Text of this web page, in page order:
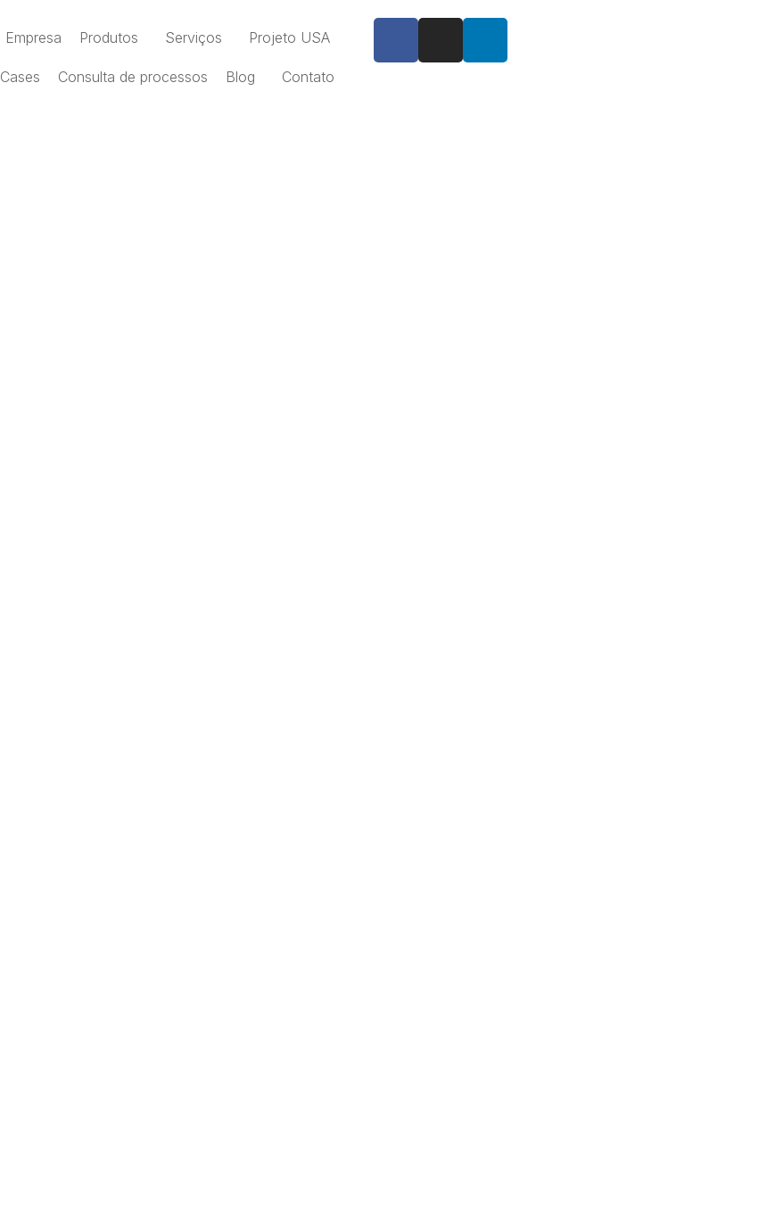
Empresa Produtos Serviços Projeto USA
Cases Consulta de processos Blog Contato